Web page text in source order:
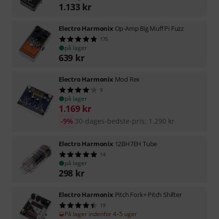
1.133 kr
Electro Harmonix Op-Amp Big Muff Pi Fuzz
175
på lager
639 kr
Electro Harmonix Mod Rex
9
på lager
1.169 kr
30-dages-bedste-pris: 1.290 kr
-9%
Electro Harmonix 12BH7EH Tube
14
på lager
298 kr
Electro Harmonix Pitch Fork+ Pitch Shifter
19
På lager indenfor 4–5 uger